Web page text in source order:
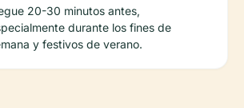
20-30 minutos antes,
durante los fines de
y festivos de verano.